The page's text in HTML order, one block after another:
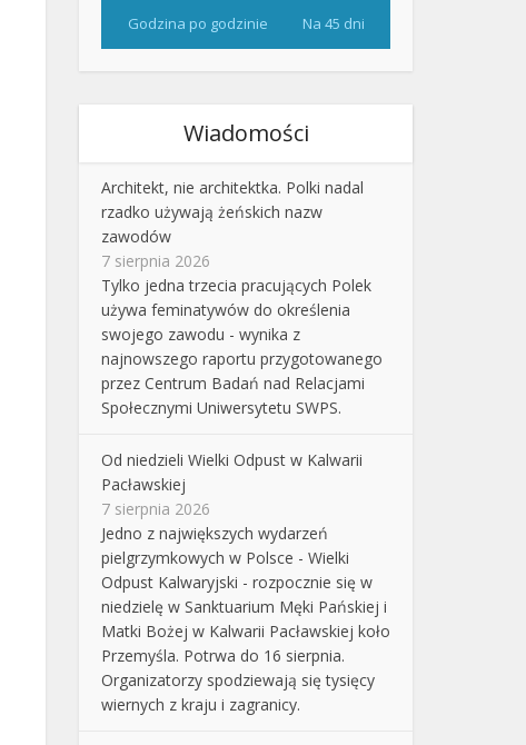
Godzina po godzinie Na 45 dni
Wiadomości
Architekt, nie architektka. Polki nadal
rzadko używają żeńskich nazw
zawodów
7 sierpnia 2026
Tylko jedna trzecia pracujących Polek
używa feminatywów do określenia
swojego zawodu - wynika z
najnowszego raportu przygotowanego
przez Centrum Badań nad Relacjami
Społecznymi Uniwersytetu SWPS.
Od niedzieli Wielki Odpust w Kalwarii
Pacławskiej
7 sierpnia 2026
Jedno z największych wydarzeń
pielgrzymkowych w Polsce - Wielki
Odpust Kalwaryjski - rozpocznie się w
niedzielę w Sanktuarium Męki Pańskiej i
Matki Bożej w Kalwarii Pacławskiej koło
Przemyśla. Potrwa do 16 sierpnia.
Organizatorzy spodziewają się tysięcy
wiernych z kraju i zagranicy.